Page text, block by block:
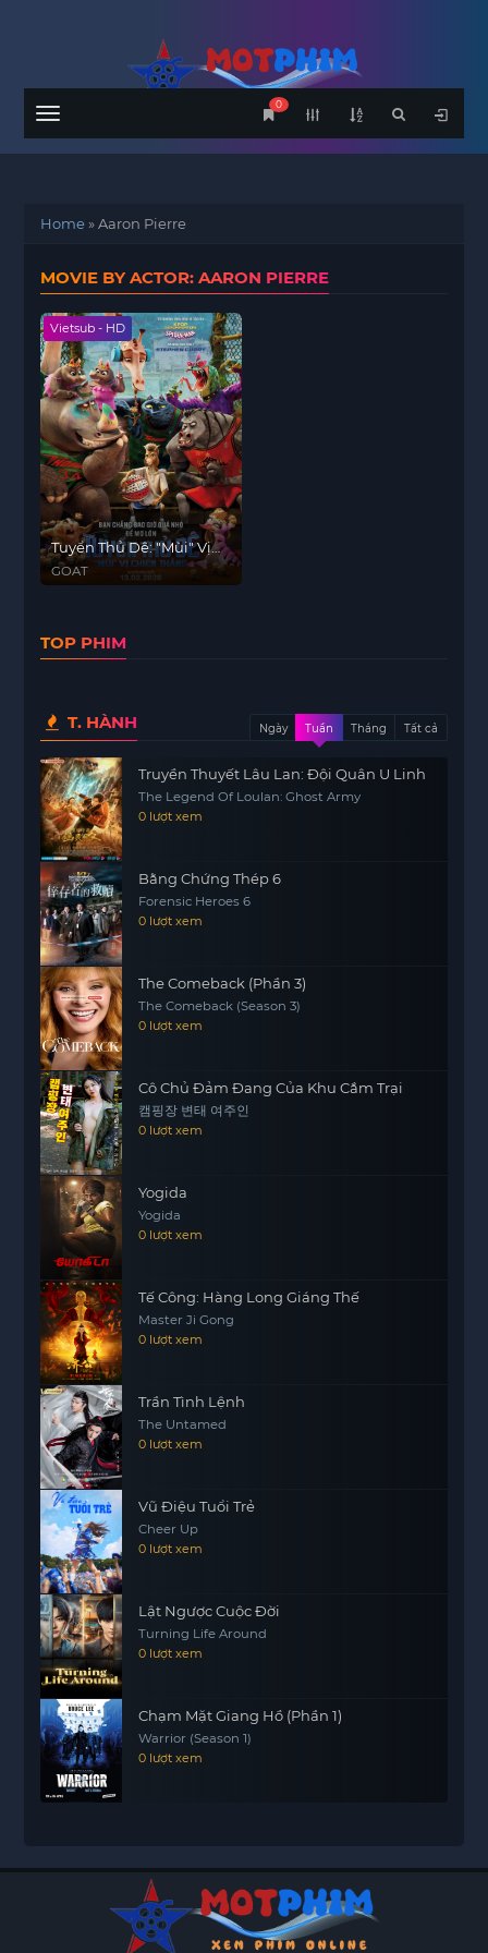
Menu
0
Home»Aaron Pierre
MOVIE BY ACTOR: AARON PIERRE
Vietsub - HD
Tuyển Thủ Dê: "Mùi" Vị
Chiến Thắng
GOAT
TOP PHIM
T. HÀNH Ngày Tuần Tháng Tất cả
Truyền Thuyết Lâu Lan: Đội Quân U Linh
The Legend Of Loulan: Ghost Army
0 lượt xem
Bằng Chứng Thép 6
Forensic Heroes 6
0 lượt xem
The Comeback (Phần 3)
The Comeback (Season 3)
0 lượt xem
Cô Chủ Đảm Đang Của Khu Cắm Trại
캠핑장 변태 여주인
0 lượt xem
Yogida
Yogida
0 lượt xem
Tế Công: Hàng Long Giáng Thế
Master Ji Gong
0 lượt xem
Trần Tình Lệnh
The Untamed
0 lượt xem
Vũ Điệu Tuổi Trẻ
Cheer Up
0 lượt xem
Lật Ngược Cuộc Đời
Turning Life Around
0 lượt xem
Chạm Mặt Giang Hồ (Phần 1)
Warrior (Season 1)
0 lượt xem